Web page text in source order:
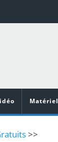
Matériel
>>